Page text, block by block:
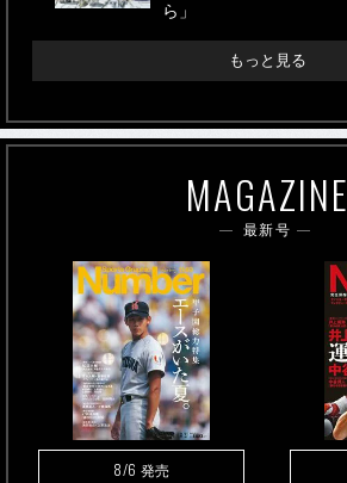
ら」
もっと見る
MAGAZINE
最新号
8/6 発売